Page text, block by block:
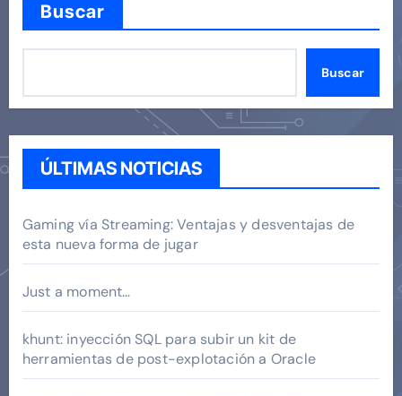
Buscar
Buscar
ÚLTIMAS NOTICIAS
Gaming vía Streaming: Ventajas y desventajas de
esta nueva forma de jugar
Just a moment…
khunt: inyección SQL para subir un kit de
herramientas de post-explotación a Oracle